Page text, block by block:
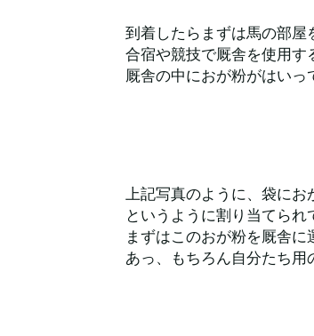
到着したらまずは馬の部屋
合宿や競技で厩舎を使用
厩舎の中におが粉がはいっ
上記写真のように、袋に
というように割り当てられ
まずはこのおが粉を厩舎
あっ、もちろん自分たち用